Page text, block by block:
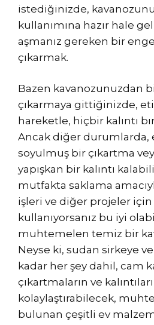
istediğinizde,
kullanımına hazır hale
aşmanız gereken bir
çıkarmak.
Bazen kavanozunuzdan
çıkarmaya gittiğinizde,
hareketle, hiçbir kalıntı
Ancak diğer durumlarda,
soyulmuş bir çıkartma
yapışkan bir kalıntı
mutfakta saklama
işleri ve diğer projeler
kullanıyorsanız bu iyi
muhtemelen temiz bir
Neyse ki, sudan sirkeye
kadar her şey dahil, cam
çıkartmaların ve
kolaylaştırabilecek,
bulunan çeşitli ev